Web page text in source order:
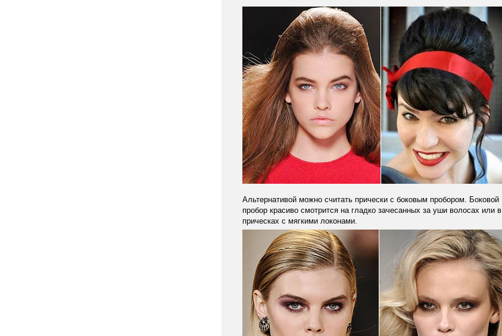
Альтернативой можно считать прически с боковым пробором. Боковой
пробор красиво смотрится на гладко зачесанных за уши волосах или в
прическах с мягкими локонами.